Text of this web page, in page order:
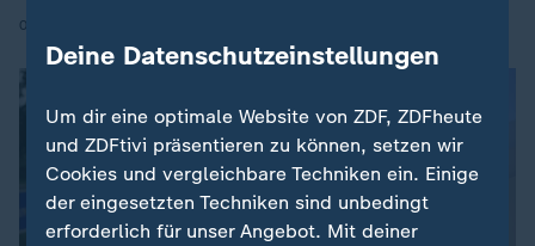
03.07.2026 | 12:00
Deine Datenschutzeinstellungen
Um dir eine optimale Website von ZDF, ZDFheute
und ZDFtivi präsentieren zu können, setzen wir
Cookies und vergleichbare Techniken ein. Einige
der eingesetzten Techniken sind unbedingt
erforderlich für unser Angebot. Mit deiner